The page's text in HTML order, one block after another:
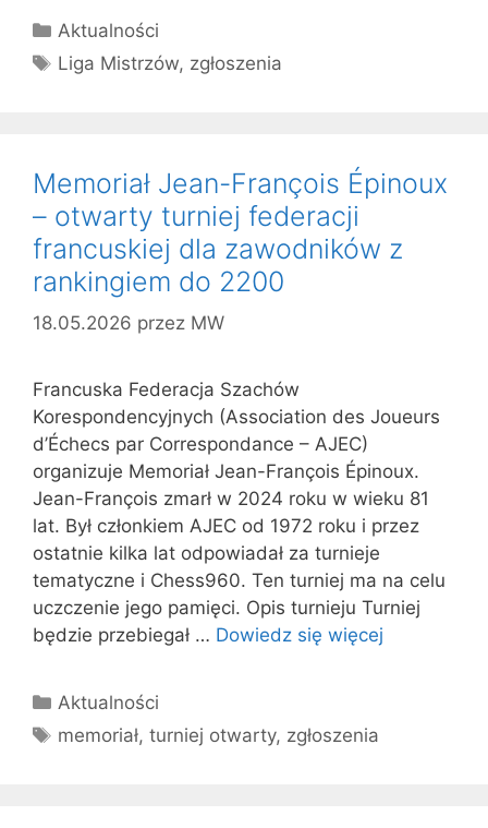
Kategorie
Aktualności
Tagi
Liga Mistrzów, zgłoszenia
Memoriał Jean-François Épinoux
– otwarty turniej federacji
francuskiej dla zawodników z
rankingiem do 2200
18.05.2026 przez MW
Francuska Federacja Szachów
Korespondencyjnych (Association des Joueurs
d’Échecs par Correspondance – AJEC)
organizuje Memoriał Jean-François Épinoux.
Jean-François zmarł w 2024 roku w wieku 81
lat. Był członkiem AJEC od 1972 roku i przez
ostatnie kilka lat odpowiadał za turnieje
tematyczne i Chess960. Ten turniej ma na celu
uczczenie jego pamięci. Opis turnieju Turniej
będzie przebiegał … Dowiedz się więcej
Kategorie
Aktualności
Tagi
memoriał,turniej otwarty, zgłoszenia